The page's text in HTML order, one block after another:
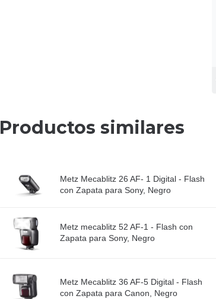
Productos similares
Metz Mecablitz 26 AF- 1 Digital - Flash
con Zapata para Sony, Negro
Metz mecablitz 52 AF-1 - Flash con
Zapata para Sony, Negro
Metz Mecablitz 36 AF-5 Digital - Flash
con Zapata para Canon, Negro